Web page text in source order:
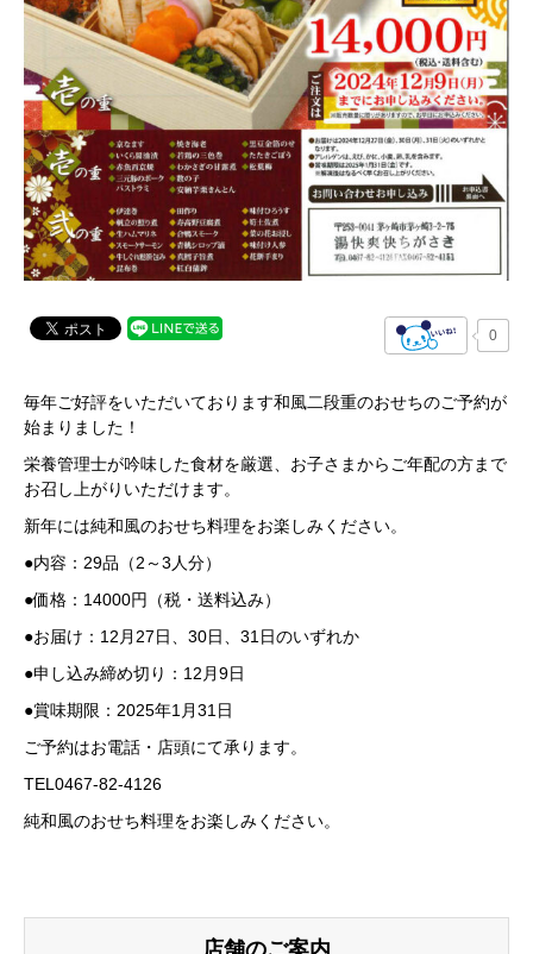
0
毎年ご好評をいただいております和風二段重のおせちのご予約が
始まりました！
栄養管理士が吟味した食材を厳選、お子さまからご年配の方まで
お召し上がりいただけます。
新年には純和風のおせち料理をお楽しみください。
●内容：29品（2～3人分）
●価格：14000円（税・送料込み）
●お届け：12月27日、30日、31日のいずれか
●申し込み締め切り：12月9日
●賞味期限：2025年1月31日
ご予約はお電話・店頭にて承ります。
TEL0467-82-4126
純和風のおせち料理をお楽しみください。
店舗のご案内